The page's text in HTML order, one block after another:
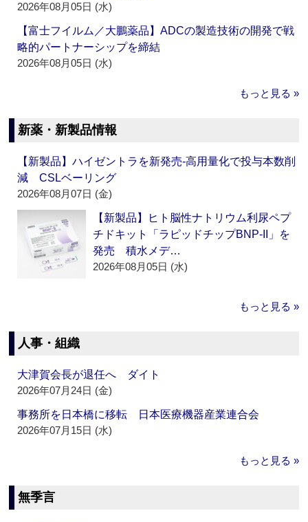
2026年08月05日 (水)
【富士フイルム／大鵬薬品】ADCの製造技術の開発で戦
略的パートナーシップを締結
2026年08月05日 (水)
もっと見る »
新薬・新製品情報
【新製品】ハイゼントラを新発売‐高用量化で投与本数削
減 CSLベーリング
2026年08月07日 (金)
【新製品】ヒト脳性ナトリウム利尿ペプ
チドキット「ラピッドチップBNP-II」を
発売 積水メデ…
2026年08月05日 (水)
もっと見る »
人事・組織
大津賀会長が退任へ ダイト
2026年07月24日 (金)
事務所を日本橋に移転 日本医療機器産業連合会
2026年07月15日 (水)
もっと見る »
無季言